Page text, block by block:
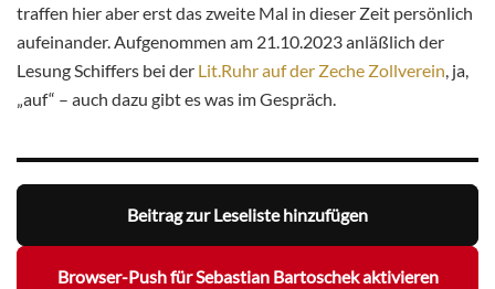
traffen hier aber erst das zweite Mal in dieser Zeit persönlich
aufeinander. Aufgenommen am 21.10.2023 anläßlich der
Lesung Schiffers bei der Lit.Ruhr auf der Zeche Zollverein , ja,
„auf“ – auch dazu gibt es was im Gespräch.
Beitrag zur Leseliste hinzufügen
Browser-Push für Sebastian Bartoschek aktivieren